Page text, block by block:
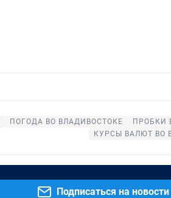
ПОГОДА ВО ВЛАДИВОСТОКЕ ПРОБКИ
КУРСЫ ВАЛЮТ ВО
Подписаться на новости